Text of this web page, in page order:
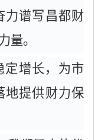
力谱写昌都财
量。
定增长，为市
地提供财力保